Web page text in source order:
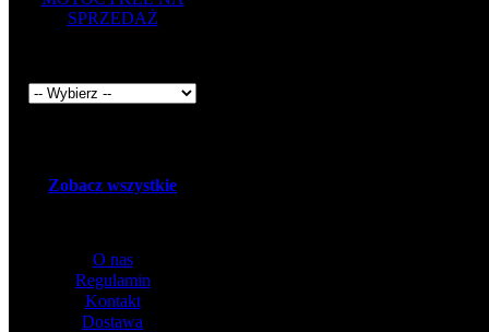
SPRZEDAŻ
Zobacz wszystkie
O nas
Regulamin
Kontakt
Dostawa